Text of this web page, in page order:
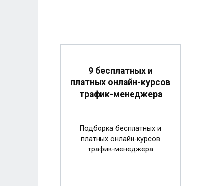
9 бесплатных и
платных онлайн-курсов
трафик-менеджера
Подборка бесплатных и
платных онлайн-курсов
трафик-менеджера